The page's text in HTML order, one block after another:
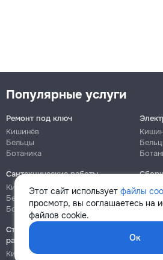
Этот сайт использует файлы
просмотр, вы соглашаетесь на
файлов cookie.
Ок
Популярные услуги
Ремонт под ключ
Кишинёв
Бельцы
Ботаника
Сантехнические работы
Кишинёв
Бельцы
Ботаника
Строительно-монтажные
работы
Кишинёв